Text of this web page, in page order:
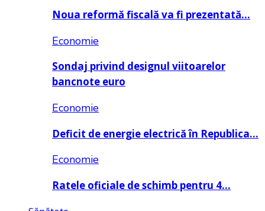
Noua reformă fiscală va fi prezentată…
Economie
Sondaj privind designul viitoarelor
bancnote euro
Economie
Deficit de energie electrică în Republica…
Economie
Ratele oficiale de schimb pentru 4…